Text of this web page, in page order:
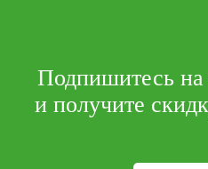
Подпишитесь
и получите